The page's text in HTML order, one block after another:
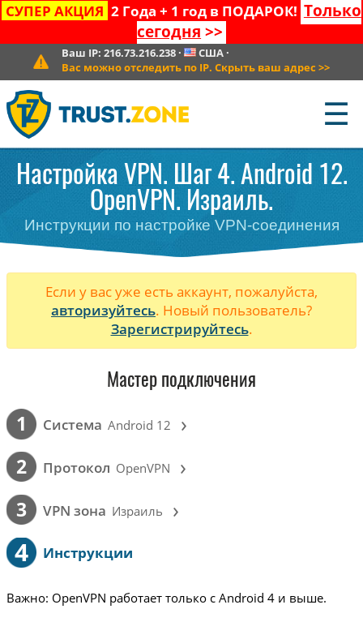
СУПЕР АКЦИЯ 2 Года + 1 год в ПОДАРОК! Только
сегодня >>
Ваш IP: 216.73.216.238· США·
Вас можно отследить по IP. Скрыть ваш адрес >>
☰
Настройка VPN. Шаг 4. Android 12.
OpenVPN. Израиль.
Инструкции по настройке VPN-соединения
Если у вас уже есть аккаунт, пожалуйста,
авторизуйтесь. Новый пользователь?
Зарегистрируйтесь.
Мастер подключения
1 Cистема Android 12 ›
2 Протокол OpenVPN ›
3 VPN зона Израиль ›
4 Инструкции
Важно: OpenVPN работает только с Android 4 и выше.